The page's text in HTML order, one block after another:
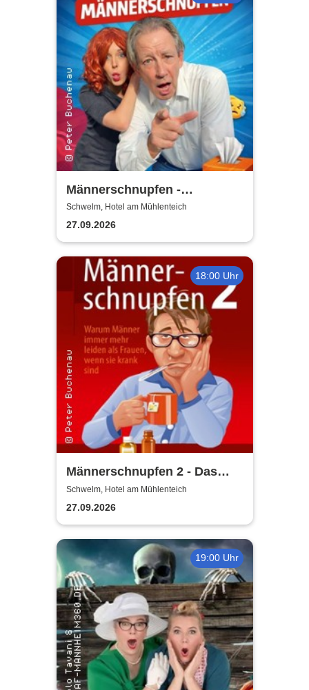
Männerschnupfen -
Buchenau Comedy Tour
Schwelm, Hotel am Mühlenteich
27.09.2026
18:00 Uhr
Männerschnupfen 2 - Das
Imperium schnupft zurück -
Buchenau Comedy Dinner
Tour
Schwelm, Hotel am Mühlenteich
27.09.2026
19:00 Uhr